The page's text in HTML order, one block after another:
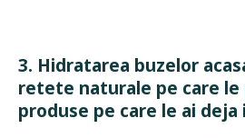
3. Hidratarea buzelor
retete naturale pe care
produse pe care le ai deja